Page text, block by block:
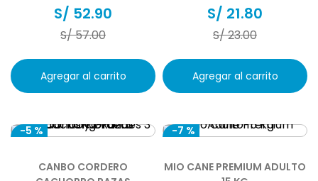
S/ 52.90
S/57.00
Agregar al carrito
S/ 21.80
S/23.00
Agregar al carrito
-5 %
CANBO CORDERO
-7 %
MIO CANE PREMIUM ADULTO